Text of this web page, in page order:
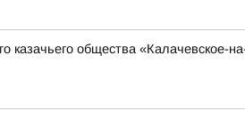
общества «Калачевское-